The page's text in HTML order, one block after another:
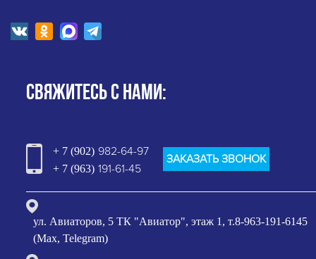
СВЯЖИТЕСЬ С НАМИ:
+ 7 (902) 982-64-97
+ 7 (963) 191-61-45
ЗАКАЗАТЬ ЗВОНОК
ул. Авиаторов, 5 ТК "Авиатор", этаж 1, т.8-963-191-6145
(Max, Telegram)